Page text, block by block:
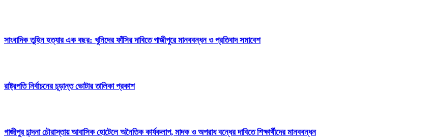
সাংবাদিক তুহিন হত্যার এক বছর: খুনিদের ফাঁসির দাবিতে গাজীপুরে মানববন্ধন ও প্রতিবাদ সমাবেশ
রাষ্ট্রপতি নির্বাচনের চূড়ান্ত ভোটার তালিকা প্রকাশ
গাজীপুর চান্দনা চৌরাস্তায় আবাসিক হোটেলে অনৈতিক কার্যকলাপ, মাদক ও অপরাধ বন্ধের দাবিতে শিক্ষার্থীদের মানববন্ধন